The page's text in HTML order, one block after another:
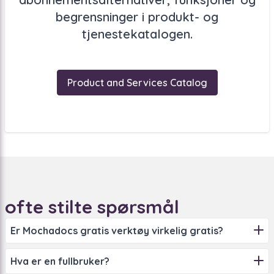
begrensninger i produkt- og
tjenestekatalogen.
Product and Services Catalog
ofte stilte spørsmål
Er Mochadocs gratis verktøy virkelig gratis?
Ja! Dette er ikke en gratis prøveversjon. Mochadocs
sine gratisverktøy er 100 % gratis – så enkelt er det. Du
Hva er en fullbruker?